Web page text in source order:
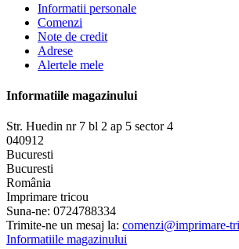
Informatii personale
Comenzi
Note de credit
Adrese
Alertele mele
Informatiile magazinului
Str. Huedin nr 7 bl 2 ap 5 sector 4
040912
Bucuresti
Bucuresti
România
Imprimare tricou
Suna-ne: 0724788334
Trimite-ne un mesaj la: comenzi@imprimare-
Informatiile magazinului